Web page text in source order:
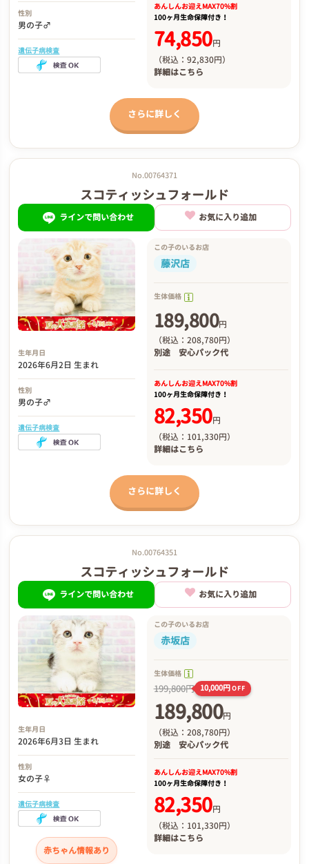
性別
男の子♂
遺伝子病検査
あんしんお迎えMAX70%割
100ヶ月生命保障付き！
74,850円
（税込：92,830円）
詳細はこちら
さらに詳しく
No.00764371
スコティッシュフォールド
ラインで問い合わせ お気に入り追加
生年月日
2026年6月2日 生まれ
性別
男の子♂
遺伝子病検査
この子のいるお店
藤沢店
生体価格
189,800円
（税込：208,780円）
別途 安心パック代
あんしんお迎えMAX70%割
100ヶ月生命保障付き！
82,350円
（税込：101,330円）
詳細はこちら
さらに詳しく
No.00764351
スコティッシュフォールド
ラインで問い合わせ お気に入り追加
生年月日
2026年6月3日 生まれ
性別
女の子♀
遺伝子病検査
赤ちゃん情報あり
この子のいるお店
赤坂店
生体価格
199,800円 10,000円OFF
189,800円
（税込：208,780円）
別途 安心パック代
あんしんお迎えMAX70%割
100ヶ月生命保障付き！
82,350円
（税込：101,330円）
詳細はこちら